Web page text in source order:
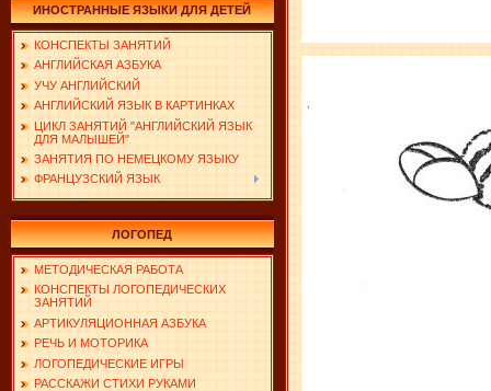
ИНОСТРАННЫЕ ЯЗЫКИ ДЛЯ ДЕТЕЙ
КОНСПЕКТЫ ЗАНЯТИЙ
АНГЛИЙСКАЯ АЗБУКА
УЧУ АНГЛИЙСКИЙ
АНГЛИЙСКИЙ ЯЗЫК В КАРТИНКАХ
ЦИКЛ ЗАНЯТИЙ "АНГЛИЙСКИЙ ЯЗЫК
ДЛЯ МАЛЫШЕЙ"
ЗАНЯТИЯ ПО НЕМЕЦКОМУ ЯЗЫКУ
ФРАНЦУЗСКИЙ ЯЗЫК
ЛОГОПЕД
МЕТОДИЧЕСКАЯ РАБОТА
КОНСПЕКТЫ ЛОГОПЕДИЧЕСКИХ
ЗАНЯТИЙ
АРТИКУЛЯЦИОННАЯ АЗБУКА
РЕЧЬ И МОТОРИКА
ЛОГОПЕДИЧЕСКИЕ ИГРЫ
РАССКАЖИ СТИХИ РУКАМИ